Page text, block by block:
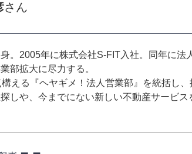
さん
。2005年に株式会社S-FIT入社。同年に法
部拡大に尽力する。
える『ヘヤギメ！法人営業部』を統括し
しや、今までにない新しい不動産サービ